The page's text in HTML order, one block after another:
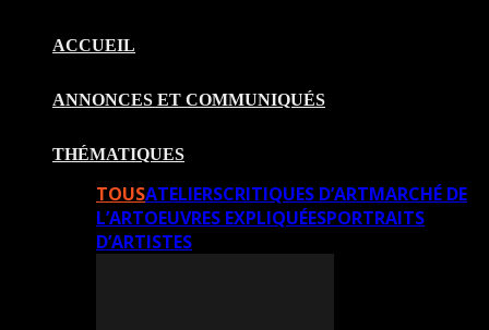
ACCUEIL
ANNONCES ET COMMUNIQUÉS
THÉMATIQUES
TOUSATELIERSCRITIQUES D’ARTMARCHÉ DE
L’ARTOEUVRES EXPLIQUÉESPORTRAITS
D’ARTISTES